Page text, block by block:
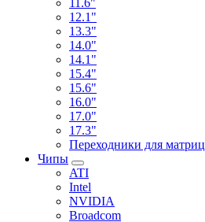
12.1"
13.3"
14.0"
14.1"
15.4"
15.6"
16.0"
17.0"
17.3"
Переходники для матриц
Чипы
ATI
Intel
NVIDIA
Broadcom